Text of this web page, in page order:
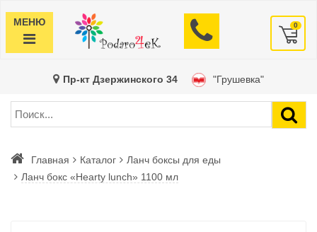
МЕНЮ 0
Пр-кт Дзержинского 34 "Грушевка"
Главная Каталог
Ланч боксы для еды
Ланч бокс «Нearty lunch» 1100 мл